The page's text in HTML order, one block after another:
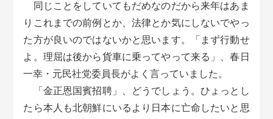
同じことをしていてもだめなのだから来年はあま
りこれまでの前例とか、法律とか気にしないでやっ
た方が良いのではないかと思います。「まず行動せ
よ。理屈は後から貨車に乗ってやって来る」、春日
一幸・元民社党委員長がよく言っていました。
「金正恩国賓招聘」、どうでしょう。ひょっとし
たら本人も北朝鮮にいるより日本に亡命したいと思